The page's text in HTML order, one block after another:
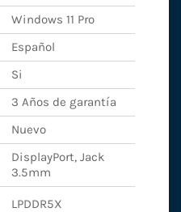
Windows 11 Pro
Español
Si
3 Años de garantía
Nuevo
DisplayPort, Jack
3.5mm
LPDDR5X